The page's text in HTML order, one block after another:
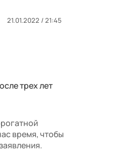
21.01.2022 / 21:45
трех лет
время, чтобы